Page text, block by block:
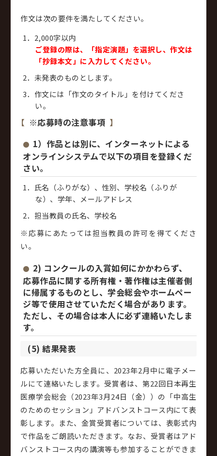
作文は次の要件を満たしてください。
2,000字以内
ご登録の際は、「指定演題」を選択し、作文は
「抄録本文」に入力してください。
未発表のものとします。
作文には「作文のタイトル」を付けてくださ
い。
※応募時の注意事項
1）作品とは別に、インターネットによる
オンラインシステムで以下の項目を登録くだ
さい。
氏名（ふりがな）、性別、学校名（ふりが
な）、学年、メールアドレス
担当教員の氏名、学校名
※応募にあたっては担当教員の許可を得てくださ
い。
2) コンクールの入賞如何にかかわらず、
応募作品に関する所有権・著作権は主催者側
に帰属するものとし、学会総会やホームペー
ジ等で使用させていただく場合があります。
ただし、その場合は本人に必ず連絡いたしま
す。
(5) 結果発表
応募いただいた方全員に、2023年2月中に電子メー
ルにて連絡いたします。受賞者は、第22回日本再生
医療学会総会（2023年3月24日（金））の「中高生
のためのセッション」アドバンストコース内にて表
彰します。また、金賞受賞者については、表彰式内
で作品をご朗読いただきます。なお、受賞者はアド
バンストコース内の講演等も参加することができま